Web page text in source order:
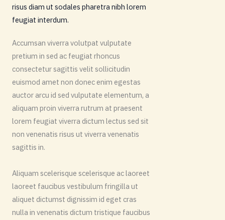
risus diam ut sodales pharetra nibh lorem
feugiat interdum.
Accumsan viverra volutpat vulputate
pretium in sed ac feugiat rhoncus
consectetur sagittis velit sollicitudin
euismod amet non donec enim egestas
auctor arcu id sed vulputate elementum, a
aliquam proin viverra rutrum at praesent
lorem feugiat viverra dictum lectus sed sit
non venenatis risus ut viverra venenatis
sagittis in.
Aliquam scelerisque scelerisque ac laoreet
laoreet faucibus vestibulum fringilla ut
aliquet dictumst dignissim id eget cras
nulla in venenatis dictum tristique faucibus